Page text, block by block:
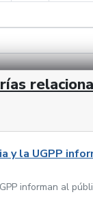
y la UGPP
informan al